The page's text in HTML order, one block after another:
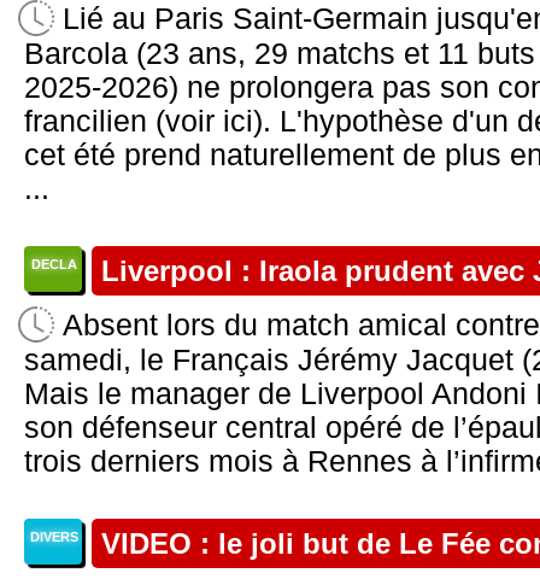
Lié au Paris Saint-Germain
Barcola (23 ans, 29 matchs et 11
2025-2026) ne prolongera pas son
francilien (voir ici). L'hypothèse d'un
cet été prend naturellement de plus
...
DECLA Liverpool : Iraola prudent avec
Absent lors du match amical
samedi, le Français Jérémy Jacquet
Mais le manager de Liverpool
son défenseur central opéré de
trois derniers mois à Rennes à
DIVERS VIDEO : le joli but de Le Fée